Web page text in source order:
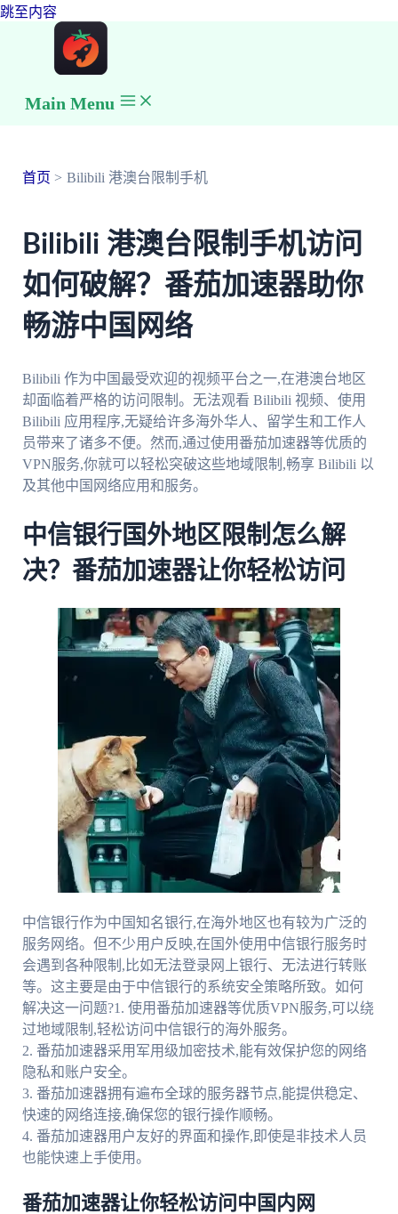
跳至内容
Main Menu
首页 Bilibili 港澳台限制手机
Bilibili 港澳台限制手机访问
如何破解？番茄加速器助你
畅游中国网络
Bilibili 作为中国最受欢迎的视频平台之一,在港澳台地区
却面临着严格的访问限制。无法观看 Bilibili 视频、使用
Bilibili 应用程序,无疑给许多海外华人、留学生和工作人
员带来了诸多不便。然而,通过使用番茄加速器等优质的
VPN服务,你就可以轻松突破这些地域限制,畅享 Bilibili 以
及其他中国网络应用和服务。
中信银行国外地区限制怎么解
决？番茄加速器让你轻松访问
中信银行作为中国知名银行,在海外地区也有较为广泛的
服务网络。但不少用户反映,在国外使用中信银行服务时
会遇到各种限制,比如无法登录网上银行、无法进行转账
等。这主要是由于中信银行的系统安全策略所致。如何
解决这一问题?1. 使用番茄加速器等优质VPN服务,可以绕
过地域限制,轻松访问中信银行的海外服务。
2. 番茄加速器采用军用级加密技术,能有效保护您的网络
隐私和账户安全。
3. 番茄加速器拥有遍布全球的服务器节点,能提供稳定、
快速的网络连接,确保您的银行操作顺畅。
4. 番茄加速器用户友好的界面和操作,即使是非技术人员
也能快速上手使用。
番茄加速器让你轻松访问中国内网